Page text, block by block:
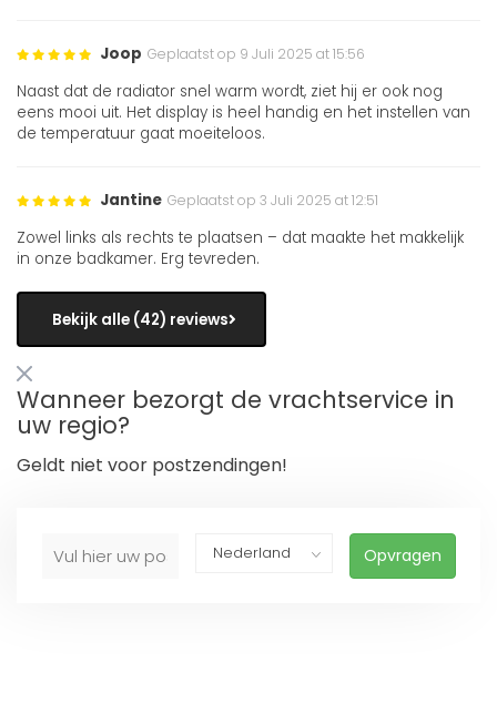
Joop Geplaatst op 9 Juli 2025 at 15:56
Naast dat de radiator snel warm wordt, ziet hij er ook nog
eens mooi uit. Het display is heel handig en het instellen van
de temperatuur gaat moeiteloos.
Jantine Geplaatst op 3 Juli 2025 at 12:51
Zowel links als rechts te plaatsen – dat maakte het makkelijk
in onze badkamer. Erg tevreden.
Bekijk alle (42) reviews
Wanneer bezorgt de vrachtservice in
uw regio?
Geldt niet voor postzendingen!
Opvragen